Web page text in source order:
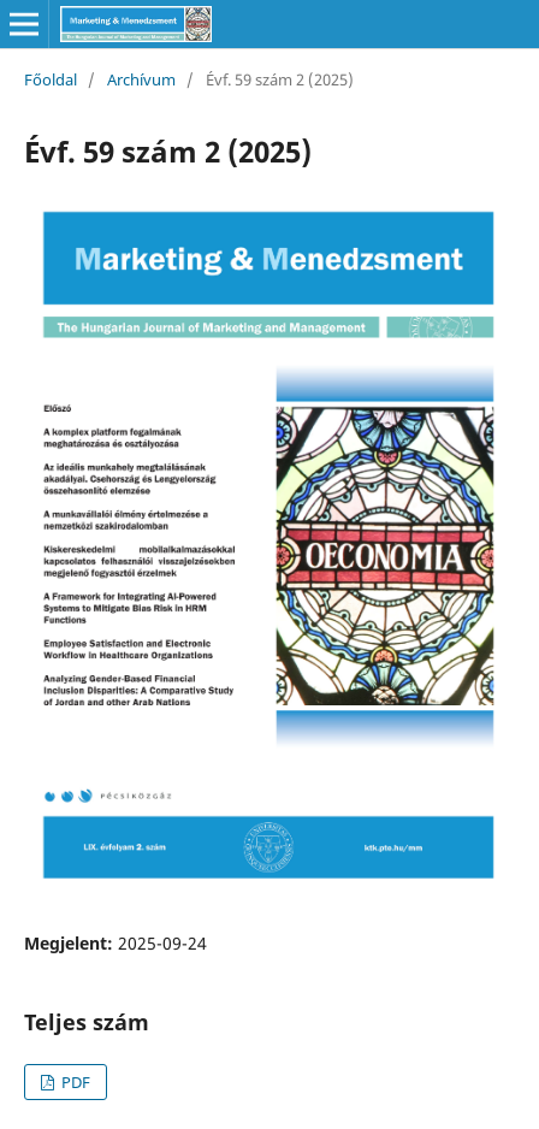
Főoldal / Archívum / Évf. 59 szám 2 (2025)
Évf. 59 szám 2 (2025)
Megjelent: 2025-09-24
Teljes szám
PDF